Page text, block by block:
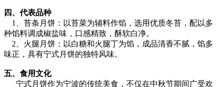
四、代表品种
1、苔条月饼：以苔菜为辅料作馅，选用优质冬苔，配以多
种馅料调成椒盐味，口感精致，酥软白净。
2、火腿月饼：以白糖和火腿丁为馅，成品清香不腻，馅多
味正，具有宁式月饼的独特风味。
五、食用文化
宁式月饼作为宁波的传统美食，不仅在中秋节期间广受欢